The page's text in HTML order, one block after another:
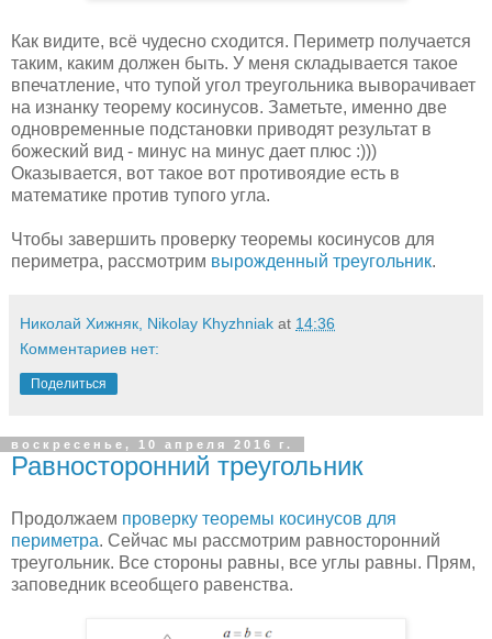
Как видите, всё чудесно сходится. Периметр получается
таким, каким должен быть. У меня складывается такое
впечатление, что тупой угол треугольника выворачивает
на изнанку теорему косинусов. Заметьте, именно две
одновременные подстановки приводят результат в
божеский вид - минус на минус дает плюс :)))
Оказывается, вот такое вот противоядие есть в
математике против тупого угла.
Чтобы завершить проверку теоремы косинусов для
периметра, рассмотрим вырожденный треугольник.
Николай Хижняк, Nikolay Khyzhniak at 14:36
Комментариев нет:
Поделиться
воскресенье, 10 апреля 2016 г.
Равносторонний треугольник
Продолжаем проверку теоремы косинусов для
периметра. Сейчас мы рассмотрим равносторонний
треугольник. Все стороны равны, все углы равны. Прям,
заповедник всеобщего равенства.